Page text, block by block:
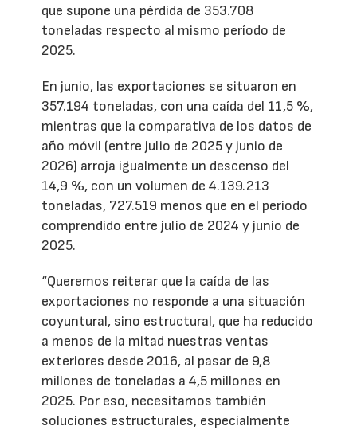
que supone una pérdida de 353.708
toneladas respecto al mismo período de
2025.
En junio, las exportaciones se situaron en
357.194 toneladas, con una caída del 11,5 %,
mientras que la comparativa de los datos de
año móvil (entre julio de 2025 y junio de
2026) arroja igualmente un descenso del
14,9 %, con un volumen de 4.139.213
toneladas, 727.519 menos que en el periodo
comprendido entre julio de 2024 y junio de
2025.
“Queremos reiterar que la caída de las
exportaciones no responde a una situación
coyuntural, sino estructural, que ha reducido
a menos de la mitad nuestras ventas
exteriores desde 2016, al pasar de 9,8
millones de toneladas a 4,5 millones en
2025. Por eso, necesitamos también
soluciones estructurales, especialmente